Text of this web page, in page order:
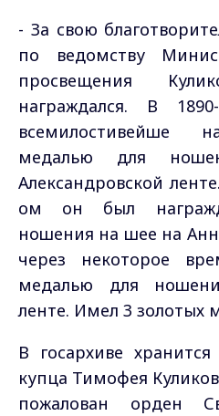
- За свою
по ведомству
просвещения
награждался. В
всемилостивейше
медалью для
Александровской
ом он был
ношения на шее на
через некоторое
медалью для
ленте. Имел 3 золотых
В госархиве
купца Тимофея
пожалован орден